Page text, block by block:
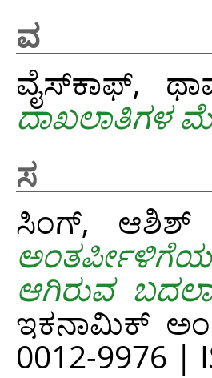
ವ
ವೈಸ್‌ಕಾಫ್,
ದಾಖಲಾತಿಗಳ
ಸ
ಸಿಂಗ್, ಆಶಿಶ್
ಆಗಿರುವ
ಇಕನಾಮಿಕ್
0012-9976 |